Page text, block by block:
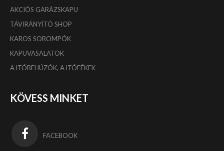
AKCIÓS GARÁZSKAPU
TÁVIRÁNYÍTÓ SHOP
KAROS SOROMPÓK
KAPUVASALATOK
AJTÓBEHÚZÓK, AJTÓFÉKEK
KÖVESS MINKET
FACEBOOK